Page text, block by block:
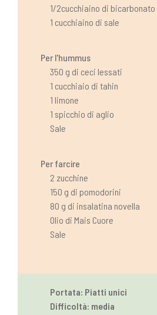
1/2cucchiaino di bicarbonato
1 cucchiaino di sale
Per l'hummus
350 g di ceci lessati
1 cucchiaio di tahin
1 limone
1 spicchio di aglio
Sale
Per farcire
2 zucchine
150 g di pomodorini
80 g di insalatina novella
Olio di Mais Cuore
Sale
Portata: Piatti unici
Difficoltà: media